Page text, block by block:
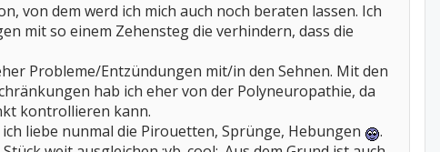
von dem werd ich mich auch noch beraten lassen. Ich
mit so einem Zehensteg die verhindern, dass die
Probleme/Entzündungen mit/in den Sehnen. Mit den
hab ich eher von der Polyneuropathie, da
kontrollieren kann.
liebe nunmal die Pirouetten, Sprünge, Hebungen
.